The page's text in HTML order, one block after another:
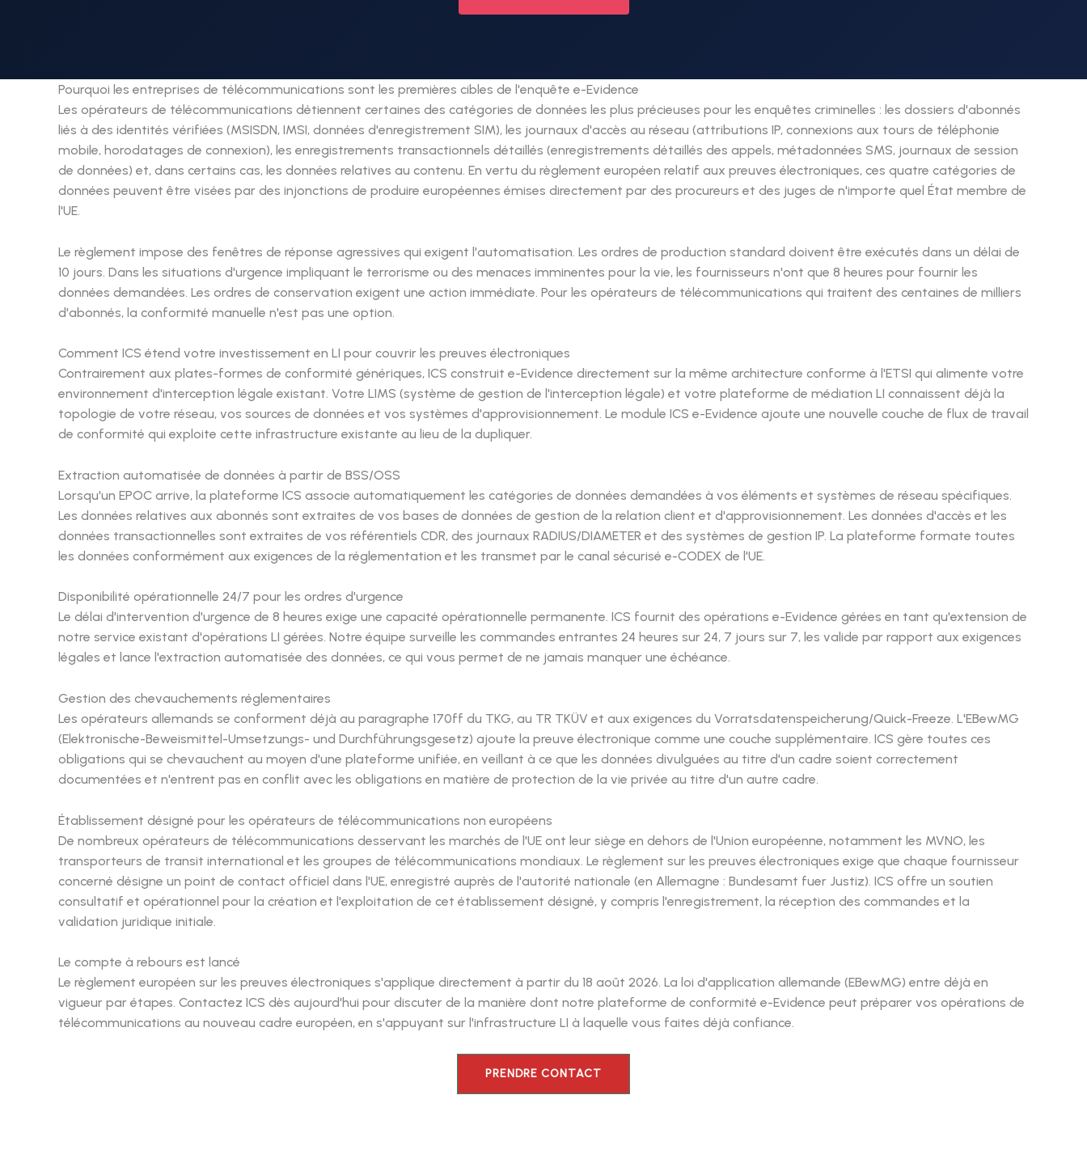
Pourquoi les entreprises de télécommunications sont les premières cibles de l'enquête e-Evidence
Les opérateurs de télécommunications détiennent certaines des catégories de données les plus précieuses pour les enquêtes criminelles : les dossiers d'abonnés
liés à des identités vérifiées (MSISDN, IMSI, données d'enregistrement SIM), les journaux d'accès au réseau (attributions IP, connexions aux tours de téléphonie
mobile, horodatages de connexion), les enregistrements transactionnels détaillés (enregistrements détaillés des appels, métadonnées SMS, journaux de session
de données) et, dans certains cas, les données relatives au contenu. En vertu du règlement européen relatif aux preuves électroniques, ces quatre catégories de
données peuvent être visées par des injonctions de produire européennes émises directement par des procureurs et des juges de n'importe quel État membre de
l'UE.
Le règlement impose des fenêtres de réponse agressives qui exigent l'automatisation. Les ordres de production standard doivent être exécutés dans un délai de
10 jours. Dans les situations d'urgence impliquant le terrorisme ou des menaces imminentes pour la vie, les fournisseurs n'ont que 8 heures pour fournir les
données demandées. Les ordres de conservation exigent une action immédiate. Pour les opérateurs de télécommunications qui traitent des centaines de milliers
d'abonnés, la conformité manuelle n'est pas une option.
Comment ICS étend votre investissement en LI pour couvrir les preuves électroniques
Contrairement aux plates-formes de conformité génériques, ICS construit e-Evidence directement sur la même architecture conforme à l'ETSI qui alimente votre
environnement d'interception légale existant. Votre LIMS (système de gestion de l'interception légale) et votre plateforme de médiation LI connaissent déjà la
topologie de votre réseau, vos sources de données et vos systèmes d'approvisionnement. Le module ICS e-Evidence ajoute une nouvelle couche de flux de travail
de conformité qui exploite cette infrastructure existante au lieu de la dupliquer.
Extraction automatisée de données à partir de BSS/OSS
Lorsqu'un EPOC arrive, la plateforme ICS associe automatiquement les catégories de données demandées à vos éléments et systèmes de réseau spécifiques.
Les données relatives aux abonnés sont extraites de vos bases de données de gestion de la relation client et d'approvisionnement. Les données d'accès et les
données transactionnelles sont extraites de vos référentiels CDR, des journaux RADIUS/DIAMETER et des systèmes de gestion IP. La plateforme formate toutes
les données conformément aux exigences de la réglementation et les transmet par le canal sécurisé e-CODEX de l'UE.
Disponibilité opérationnelle 24/7 pour les ordres d'urgence
Le délai d'intervention d'urgence de 8 heures exige une capacité opérationnelle permanente. ICS fournit des opérations e-Evidence gérées en tant qu'extension de
notre service existant d'opérations LI gérées. Notre équipe surveille les commandes entrantes 24 heures sur 24, 7 jours sur 7, les valide par rapport aux exigences
légales et lance l'extraction automatisée des données, ce qui vous permet de ne jamais manquer une échéance.
Gestion des chevauchements réglementaires
Les opérateurs allemands se conforment déjà au paragraphe 170ff du TKG, au TR TKÜV et aux exigences du Vorratsdatenspeicherung/Quick-Freeze. L'EBewMG
(Elektronische-Beweismittel-Umsetzungs- und Durchführungsgesetz) ajoute la preuve électronique comme une couche supplémentaire. ICS gère toutes ces
obligations qui se chevauchent au moyen d'une plateforme unifiée, en veillant à ce que les données divulguées au titre d'un cadre soient correctement
documentées et n'entrent pas en conflit avec les obligations en matière de protection de la vie privée au titre d'un autre cadre.
Établissement désigné pour les opérateurs de télécommunications non européens
De nombreux opérateurs de télécommunications desservant les marchés de l'UE ont leur siège en dehors de l'Union européenne, notamment les MVNO, les
transporteurs de transit international et les groupes de télécommunications mondiaux. Le règlement sur les preuves électroniques exige que chaque fournisseur
concerné désigne un point de contact officiel dans l'UE, enregistré auprès de l'autorité nationale (en Allemagne : Bundesamt fuer Justiz). ICS offre un soutien
consultatif et opérationnel pour la création et l'exploitation de cet établissement désigné, y compris l'enregistrement, la réception des commandes et la
validation juridique initiale.
Le compte à rebours est lancé
Le règlement européen sur les preuves électroniques s'applique directement à partir du 18 août 2026. La loi d'application allemande (EBewMG) entre déjà en
vigueur par étapes. Contactez ICS dès aujourd'hui pour discuter de la manière dont notre plateforme de conformité e-Evidence peut préparer vos opérations de
télécommunications au nouveau cadre européen, en s'appuyant sur l'infrastructure LI à laquelle vous faites déjà confiance.
PRENDRE CONTACT
Japanese
Chinese